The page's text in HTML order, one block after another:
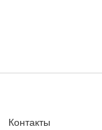
Контакты